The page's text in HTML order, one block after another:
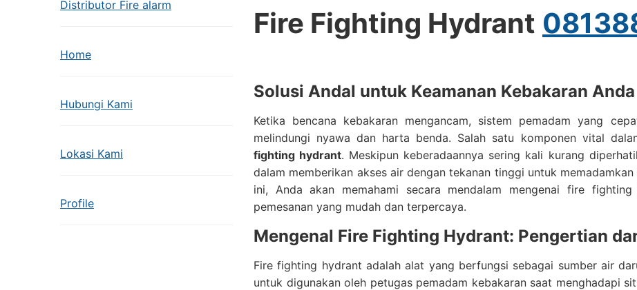
Distributor Fire alarm
Home
Hubungi Kami
Lokasi Kami
Profile
Fire Fighting Hydrant
Solusi Andal untuk Keamanan Kebakaran Anda
Ketika bencana kebakaran mengancam, sistem pemadam yang
melindungi nyawa dan harta benda. Salah satu komponen vital
fighting hydrant. Meskipun keberadaannya sering kali kurang
dalam memberikan akses air dengan tekanan tinggi untuk
ini, Anda akan memahami secara mendalam mengenai fire
pemesanan yang mudah dan terpercaya.
Mengenal Fire Fighting Hydrant: Pengertian
Fire fighting hydrant adalah alat yang berfungsi sebagai sumber air
untuk digunakan oleh petugas pemadam kebakaran saat menghadapi